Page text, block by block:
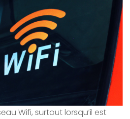
Wifi, surtout lorsqu’il est